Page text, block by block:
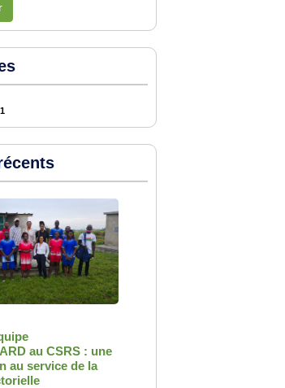
au CSRS : une
au service de la